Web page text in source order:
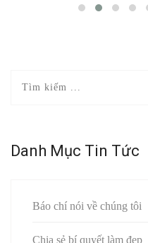
Danh Mục Tin Tức
Báo chí nói về chúng tôi
Chia sẻ bí quyết làm đẹp